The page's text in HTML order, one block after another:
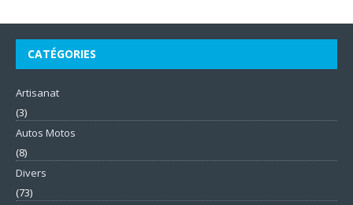
CATÉGORIES
Artisanat
(3)
Autos Motos
(8)
Divers
(73)